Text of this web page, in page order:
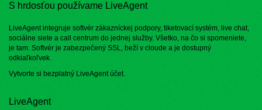
S hrdosťou používame LiveAgent
LiveAgent integruje softvér zákazníckej podpory, tiketovací systém, live chat,
sociálne siete a call centrum do jednej služby. Všetko, na čo si spomeniete,
je tam. Softvér je zabezpečený SSL, beží v cloude a je dostupný
odkiaľkoľvek.
Vytvorte si bezplatný LiveAgent účet.
LiveAgent